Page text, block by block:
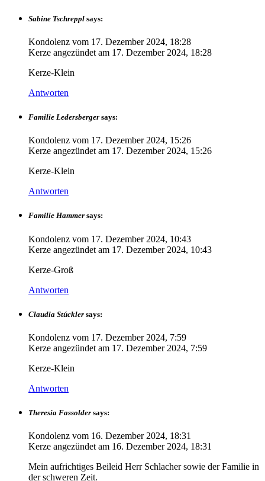
Sabine Tschreppl says:
Kondolenz vom 17. Dezember 2024, 18:28
Kerze angezündet am 17. Dezember 2024, 18:28
Kerze-Klein
Antworten
Familie Ledersberger says:
Kondolenz vom 17. Dezember 2024, 15:26
Kerze angezündet am 17. Dezember 2024, 15:26
Kerze-Klein
Antworten
Familie Hammer says:
Kondolenz vom 17. Dezember 2024, 10:43
Kerze angezündet am 17. Dezember 2024, 10:43
Kerze-Groß
Antworten
Claudia Stúckler says:
Kondolenz vom 17. Dezember 2024, 7:59
Kerze angezündet am 17. Dezember 2024, 7:59
Kerze-Klein
Antworten
Theresia Fassolder says:
Kondolenz vom 16. Dezember 2024, 18:31
Kerze angezündet am 16. Dezember 2024, 18:31
Mein aufrichtiges Beileid Herr Schlacher sowie der Familie in
der schweren Zeit.